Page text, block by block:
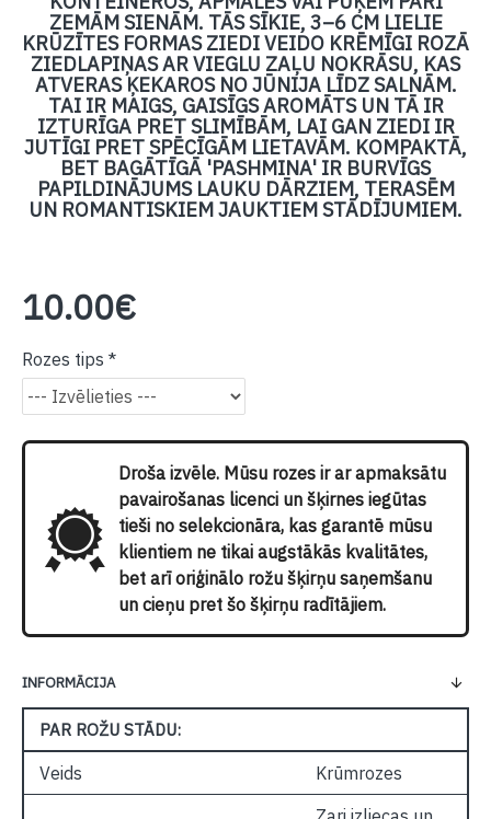
ZEMĀM SIENĀM. TĀS SĪKIE, 3–6 CM LIELIE
KRŪZĪTES FORMAS ZIEDI VEIDO KRĒMĪGI ROZĀ
ZIEDLAPIŅAS AR VIEGLU ZAĻU NOKRĀSU, KAS
ATVERAS ĶEKAROS NO JŪNIJA LĪDZ SALNĀM.
TAI IR MAIGS, GAISĪGS AROMĀTS UN TĀ IR
IZTURĪGA PRET SLIMĪBĀM, LAI GAN ZIEDI IR
JUTĪGI PRET SPĒCĪGĀM LIETAVĀM. KOMPAKTĀ,
BET BAGĀTĪGĀ 'PASHMINA' IR BURVĪGS
PAPILDINĀJUMS LAUKU DĀRZIEM, TERASĒM
UN ROMANTISKIEM JAUKTIEM STĀDĪJUMIEM.
10.00€
Rozes tips
Droša izvēle. Mūsu rozes ir ar apmaksātu
pavairošanas licenci un šķirnes iegūtas
tieši no selekcionāra, kas garantē mūsu
klientiem ne tikai augstākās kvalitātes,
bet arī oriģinālo rožu šķirņu saņemšanu
un cieņu pret šo šķirņu radītājiem.
INFORMĀCIJA
PAR ROŽU STĀDU:
Veids Krūmrozes